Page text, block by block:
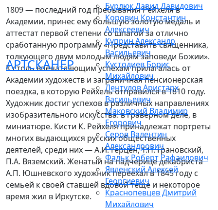
АРТСКАНЕР
Бурлюк Давид Давидович
Коровин Константин
Алексеевич
Куприн Александр
Васильевич
Кустодиев Борис
Михайлович
Лентулов Аристарх
Васильевич
Маковский Владимир
Егорович
Серов Валентин
Александрович
Фальк Роберт Рафаилович
Явленский Алексей
Георгиевич
Краснопевцев Дмитрий
Михайлович
1809 — последний год пребывания Рейхеля в
Академии, принес ему большую золотую медаль и
аттестат первой степени со шпагой за отлично
сработанную программу «Представить священника,
толкующего двум молодым людям заповеди Божии».
К столь впечатляющим успехам прилагалась от
Академии художеств и заграничная пенсионерская
поездка, в которую Рейхель отправился в 1810 году.
Художник достиг успехов в различных направлениях
изобразительного искусства: в граверном деле, в
миниатюре. Кисти К. Рейхеля принадлежат портреты
многих выдающихся русских общественных
деятелей, среди них — А.И. Герцен, Т.Н. Грановский,
П.А. Вяземский. Женатый на падчерице декабриста
А.П. Юшневского художник переехал в 1845 году с
семьей к своей ставшей вдовой теще и некоторое
время жил в Иркутске.